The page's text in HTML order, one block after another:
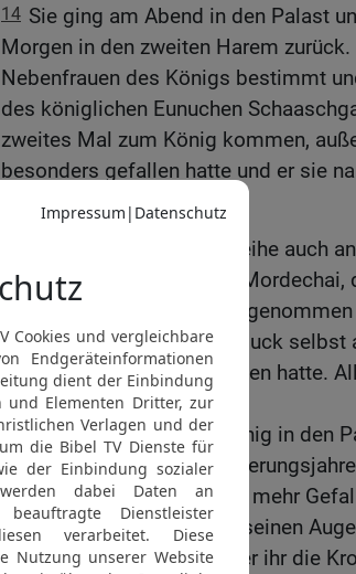
14 Sie ging am Abend in den Palast
Morgen in den zweiten Harem
Nebenfrauen des Königs bestimmt
des königlichen Eunuchen
zweites Mal zum König kommen,
besonders gefallen hatte und er sie
Ester wird Königin
Eines Tages kam die Reihe auch
Abihajil, dem Onkel jenes Mordechai,
ihres Vaters als Tochter
darauf, Kleidung und Schmuck selbst
nur, was Hegai ihr empfohlen hatte.
voller Bewunderung.
16 So wurde Ester zum König in den
Monat seines siebten
17 Der König fand an Ester mehr
Frauen und sie übertraf in seinen
Mädchen. Deshalb setzte er ihr die